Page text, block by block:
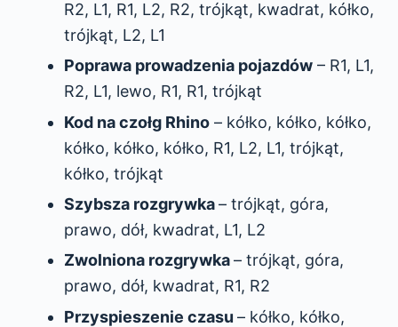
R2, L1, R1, L2, R2, trójkąt, kwadrat, kółko,
trójkąt, L2, L1
Poprawa prowadzenia pojazdów– R1, L1,
R2, L1, lewo, R1, R1, trójkąt
Kod na czołg Rhino– kółko, kółko, kółko,
kółko, kółko, kółko, R1, L2, L1, trójkąt,
kółko, trójkąt
Szybsza rozgrywka– trójkąt, góra,
prawo, dół, kwadrat, L1, L2
Zwolniona rozgrywka– trójkąt, góra,
prawo, dół, kwadrat, R1, R2
Przyspieszenie czasu – kółko, kółko,